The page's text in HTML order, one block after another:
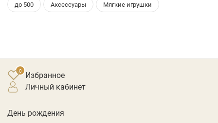
до 500 Аксессуары Мягкие игрушки
Избранное
личный кабинет
День рождения